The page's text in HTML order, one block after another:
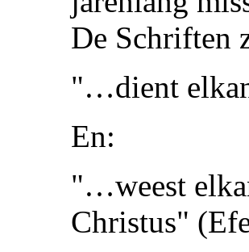
De Schriften
"…dient
En:
"…weest
Christus"